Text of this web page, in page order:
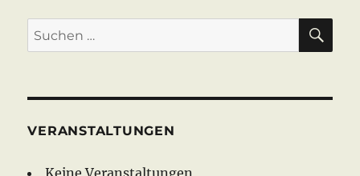
Suche
nach:
VERANSTALTUNGEN
Keine Veranstaltungen